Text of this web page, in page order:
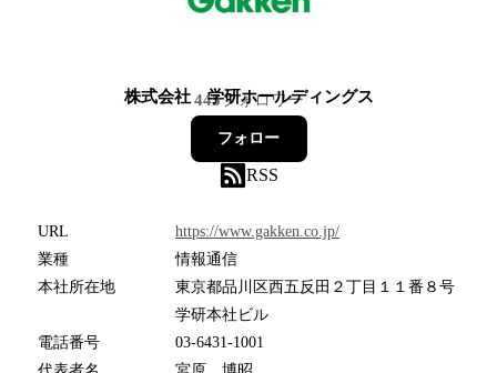
株式会社 学研ホールディングス
445フォロワー
フォロー
RSS
URL
https://www.gakken.co.jp/
業種
情報通信
本社所在地
東京都品川区西五反田２丁目１１番８号
学研本社ビル
電話番号
03-6431-1001